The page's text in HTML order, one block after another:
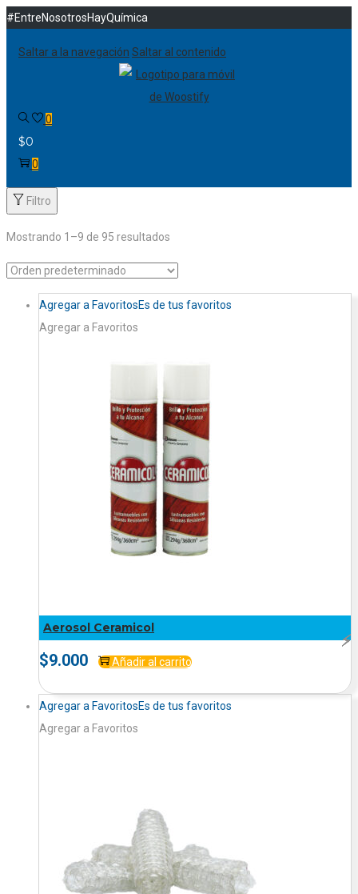
#EntreNosotrosHayQuímica
Saltar a la navegación Saltar al contenido
0
$0
0
Filtro
Mostrando 1 –9 de 95 resultados
⚡️
Agregar a FavoritosEs de tus favoritos
Agregar a Favoritos
Aerosol Ceramicol
$9.000 Añadir al carrito
⚡️
Agregar a FavoritosEs de tus favoritos
Agregar a Favoritos
⚡️
⚡️
⚡️
⚡️
⚡️
⚡️
⚡️